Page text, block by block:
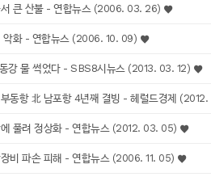
큰 산불 - 연합뉴스 (2006. 03. 26)
악화 - 연합뉴스 (2006. 10. 09)
강 물 썩었다 - SBS8시뉴스 (2013. 03. 12)
동항 北 남포항 4년째 결빙 - 헤럴드경제
풀려 정상화 - 연합뉴스 (2012. 03. 05)
비 파손 피해 - 연합뉴스 (2006. 11. 05)